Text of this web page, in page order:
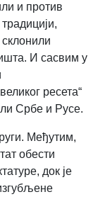
и против
И сасвим у
ресета“
Србе и Русе.
Међутим,
обести
док је